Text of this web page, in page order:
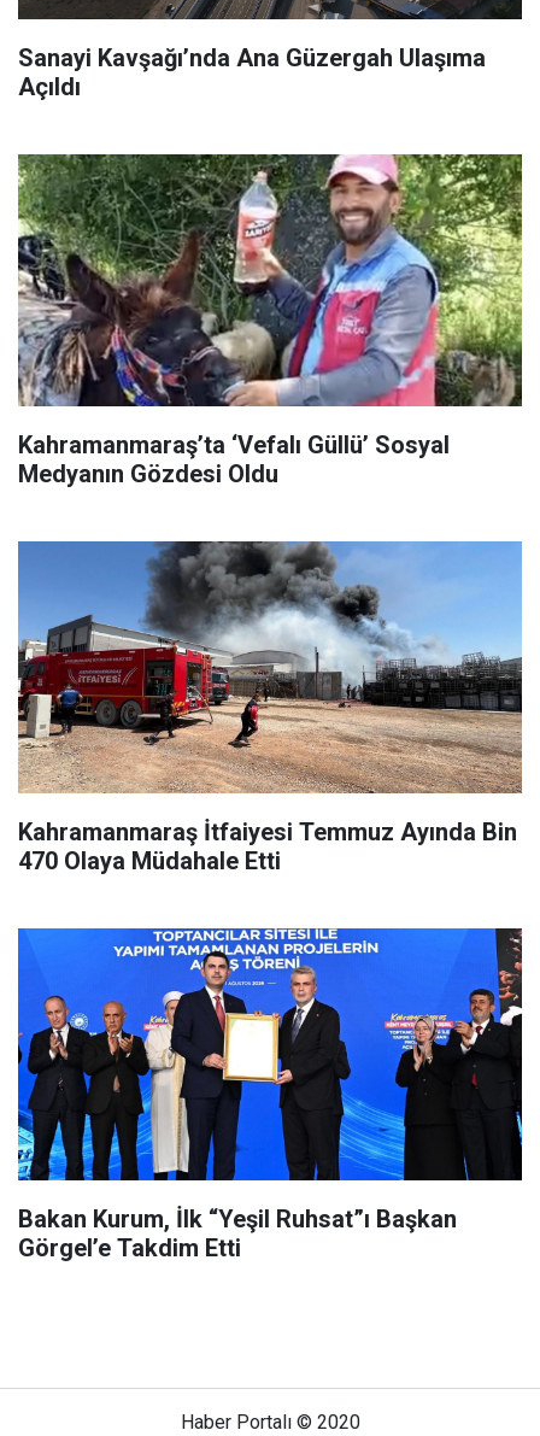
Sanayi Kavşağı’nda Ana Güzergah Ulaşıma
Açıldı
Kahramanmaraş’ta ‘Vefalı Güllü’ Sosyal
Medyanın Gözdesi Oldu
Kahramanmaraş İtfaiyesi Temmuz Ayında Bin
470 Olaya Müdahale Etti
Bakan Kurum, İlk “Yeşil Ruhsat”ı Başkan
Görgel’e Takdim Etti
Haber Portalı © 2020